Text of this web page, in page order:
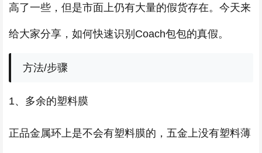
高了一些，但是市面上仍有大量的假货存在。今天来
给大家分享，如何快速识别Coach包包的真假。
方法/步骤
1、多余的塑料膜
正品金属环上是不会有塑料膜的，五金上没有塑料薄